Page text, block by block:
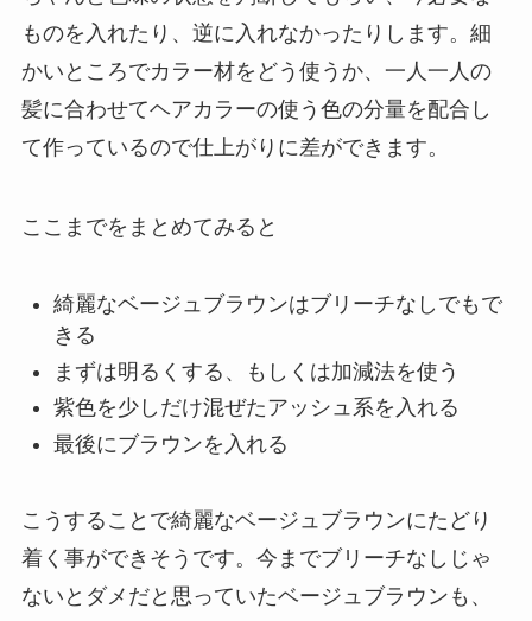
ものを入れたり、逆に入れなかったりします。細
かいところでカラー材をどう使うか、一人一人の
髪に合わせてヘアカラーの使う色の分量を配合し
て作っているので仕上がりに差ができます。
ここまでをまとめてみると
綺麗なベージュブラウンはブリーチなしでもで
きる
まずは明るくする、もしくは加減法を使う
紫色を少しだけ混ぜたアッシュ系を入れる
最後にブラウンを入れる
こうすることで綺麗なベージュブラウンにたどり
着く事ができそうです。今までブリーチなしじゃ
ないとダメだと思っていたベージュブラウンも、